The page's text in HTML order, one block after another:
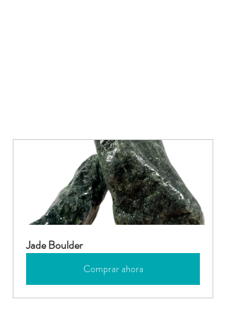
Jade Boulder
Comprar ahora